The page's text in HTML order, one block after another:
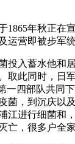
年秋正在宣
运营即被步军
入蓄水他和居
取此同时，日
一四部队共同
菌，到沉庆以
江进行细菌和
亡，很多户全家